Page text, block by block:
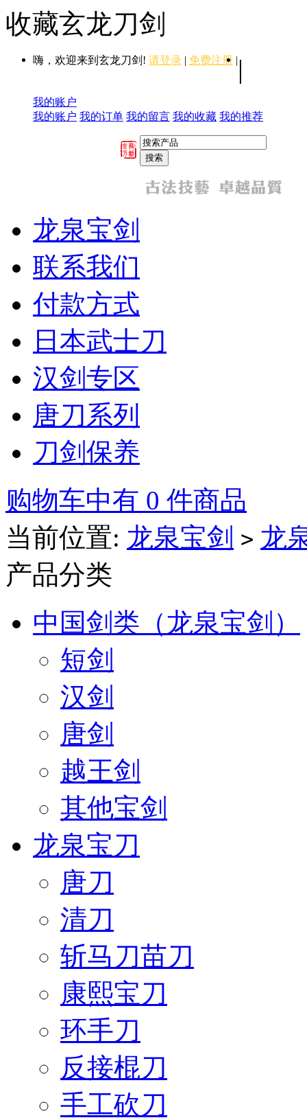
收藏玄龙刀剑
嗨，欢迎来到玄龙刀剑! 请登录 | 免费注册 | |
我的账户
我的账户 我的订单 我的留言 我的收藏 我的推荐
龙泉宝剑
联系我们
付款方式
日本武士刀
汉剑专区
唐刀系列
刀剑保养
购物车中有 0 件商品
当前位置: 龙泉宝剑 > 龙
产品分类
中国剑类（龙泉宝剑）
短剑
汉剑
唐剑
越王剑
其他宝剑
龙泉宝刀
唐刀
清刀
斩马刀苗刀
康熙宝刀
环手刀
反接棍刀
手工砍刀